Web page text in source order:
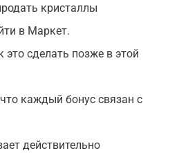
кристаллы
в Маркет.
сделать позже в этой
каждый бонус связан с
действительно